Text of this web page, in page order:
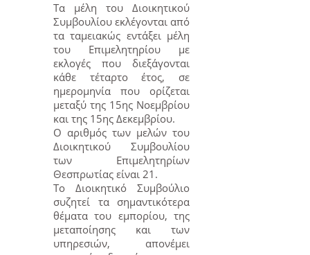
Τα μέλη του Διοικητικού
Συμβουλίου εκλέγονται από
τα ταμειακώς εντάξει μέλη
του Επιμελητηρίου με
εκλογές που διεξάγονται
κάθε τέταρτο έτος, σε
ημερομηνία που ορίζεται
μεταξύ της 15ης Νοεμβρίου
και της 15ης Δεκεμβρίου.
Ο αριθμός των μελών του
Διοικητικού Συμβουλίου
των Επιμελητηρίων
Θεσπρωτίας είναι 21.
Το Διοικητικό Συμβούλιο
συζητεί τα σημαντικότερα
θέματα του εμπορίου, της
μεταποίησης και των
υπηρεσιών, απονέμει